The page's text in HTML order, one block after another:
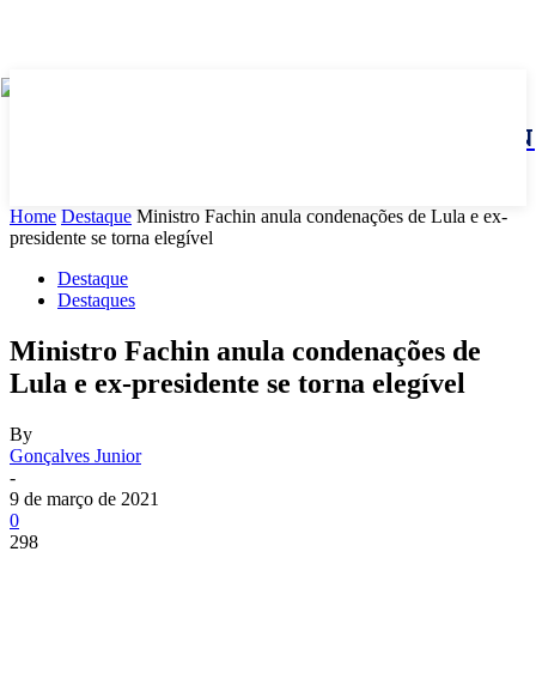
JBN
Home Destaque Ministro Fachin anula condenações de Lula e ex-
presidente se torna elegível
Destaque
Destaques
Ministro Fachin anula condenações de
Lula e ex-presidente se torna elegível
By
Gonçalves Junior
-
9 de março de 2021
0
298